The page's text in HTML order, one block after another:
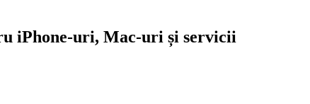
iPhone-uri, Mac-uri și servicii